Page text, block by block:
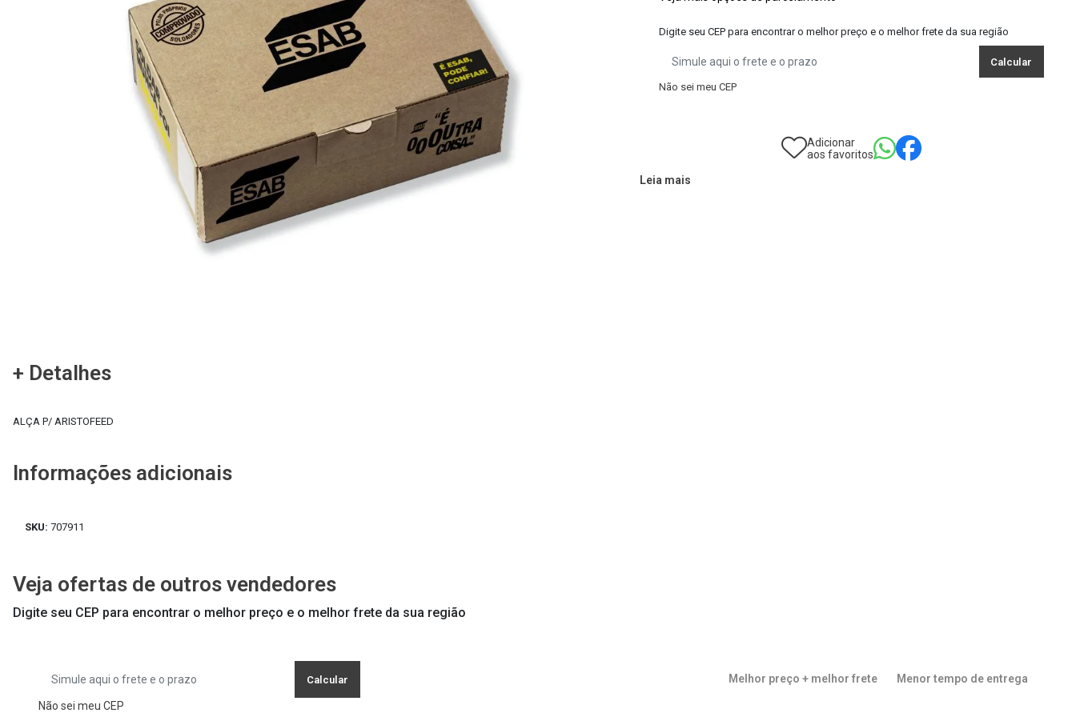
Digite seu CEP para encontrar o melhor preço e o melhor frete da sua região
Calcular
Não sei meu CEP
adicionar
aos favoritos
Leia mais
+ Detalhes
ALÇA P/ ARISTOFEED
Informações adicionais
SKU: 707911
Veja ofertas de outros vendedores
Digite seu CEP para encontrar o melhor preço e o melhor frete da sua região
Calcular
Não sei meu CEP
Melhor preço + melhor frete Menor tempo de entrega